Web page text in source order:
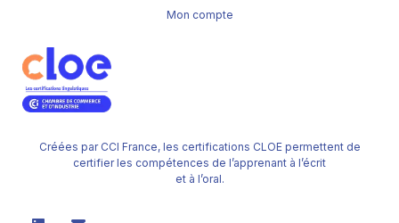
Créées par CCI France, les certifications CLOE permettent de
certifier les compétences de l’apprenant à l’écrit
et à l’oral.
Mon compte